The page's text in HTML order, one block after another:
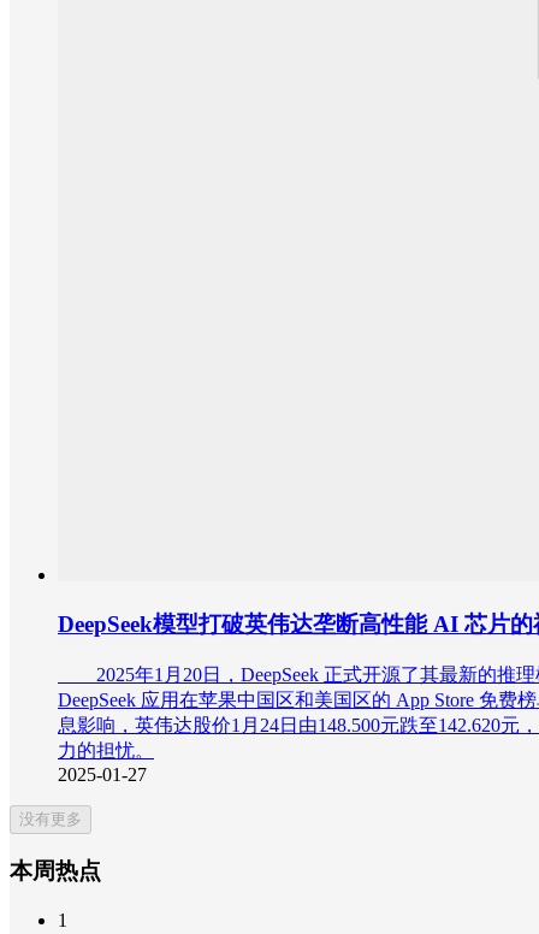
DeepSeek模型打破英伟达垄断高性能 AI 芯片的
2025年1月20日，DeepSeek 正式开源了其最新的推理
DeepSeek 应用在苹果中国区和美国区的 App Store 免
息影响，英伟达股价1月24日由148.500元跌至142.620
力的担忧。
2025-01-27
没有更多
本周热点
1